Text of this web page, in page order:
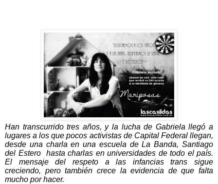
Han transcurrido tres años, y la lucha de Gabriela llegó a
lugares a los que pocos activistas de Capital Federal llegan,
desde una charla en una escuela de La Banda, Santiago
del Estero
hasta charlas en universidades de todo el país.
El mensaje del respeto a las infancias trans sigue
creciendo, pero también crece la evidencia de que falta
mucho por hacer.